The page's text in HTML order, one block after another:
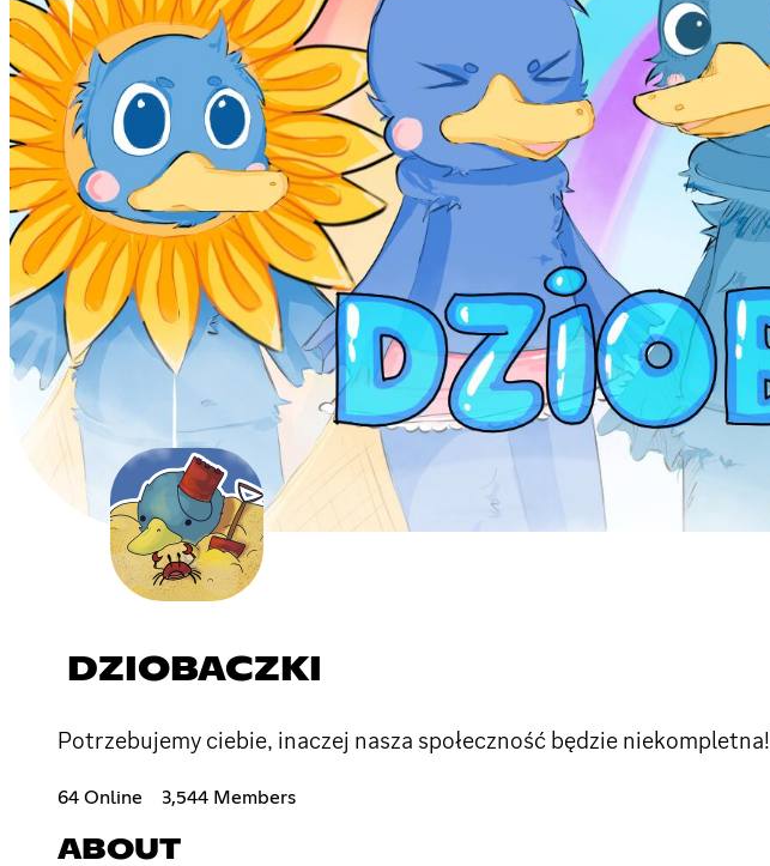
DZIOBACZKI
Potrzebujemy ciebie, inaczej nasza społeczność będzie niekompletna!
64 Online 3,544 Members
ABOUT